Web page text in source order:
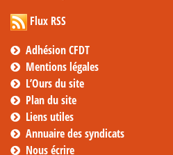
Flux RSS
Adhésion CFDT
Mentions légales
L’Ours du site
Plan du site
Liens utiles
Annuaire des syndicats
Nous écrire